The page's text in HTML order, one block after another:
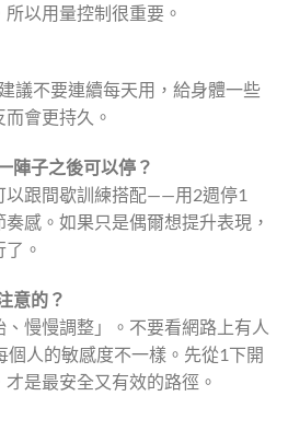
以用量控制很重要。
議不要連續每天用，給身體一些
會更持久。
陣子之後可以停？
以跟間歇訓練搭配——用2週停1
感。如果只是偶爾想提升表現，
。
意的？
慢慢調整」。不要看網路上有人
個人的敏感度不一樣。先從1下開
是最安全又有效的路徑。